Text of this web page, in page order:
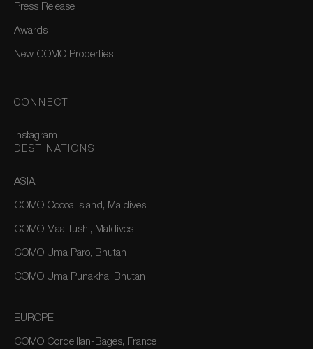
Press Release
Awards
New COMO Properties
CONNECT
Instagram
DESTINATIONS
ASIA
COMO Cocoa Island, Maldives
COMO Maalifushi, Maldives
COMO Uma Paro, Bhutan
COMO Uma Punakha, Bhutan
EUROPE
COMO Cordeillan-Bages, France